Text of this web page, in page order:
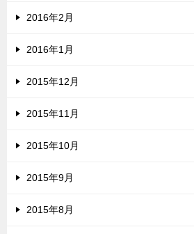
2016年2月
2016年1月
2015年12月
2015年11月
2015年10月
2015年9月
2015年8月